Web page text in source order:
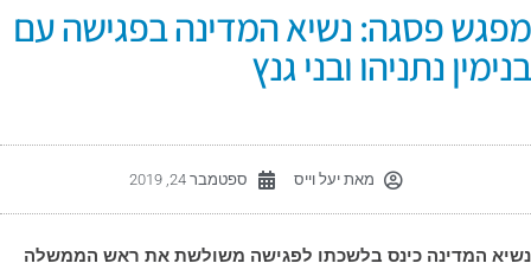
פסגה: נשיא המדינה בפגישה עם
נתניהו ובני גנץ
מאתיעל וייס ספטמבר 24, 2019
המדינה כינס בלשכתו לפגישה משולשת את ראש הממשלה